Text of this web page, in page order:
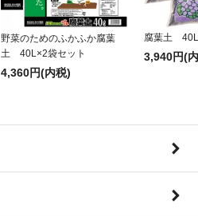
野菜のためのふかふか腐葉
土 40L×2袋セット
4,360円(内税)
腐葉土
3,940円(